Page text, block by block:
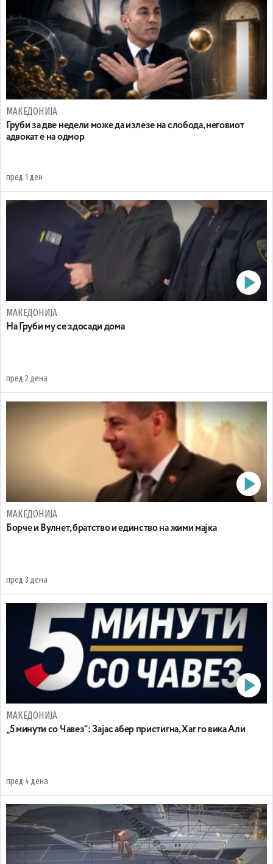
МАКЕДОНИЈА
Груби за две недели може да излезе на слобода, неговиот
адвокат е на одмор
пред 1 ден
МАКЕДОНИЈА
На Груби му се здосади дома
пред 2 дена
МАКЕДОНИЈА
Борче и Вулнет, братство и единство на жими мајка
пред 3 дена
МАКЕДОНИЈА
„5 минути со Чавез“: Зајас абер пристигна, Хаг го вика Али
пред 4 дена